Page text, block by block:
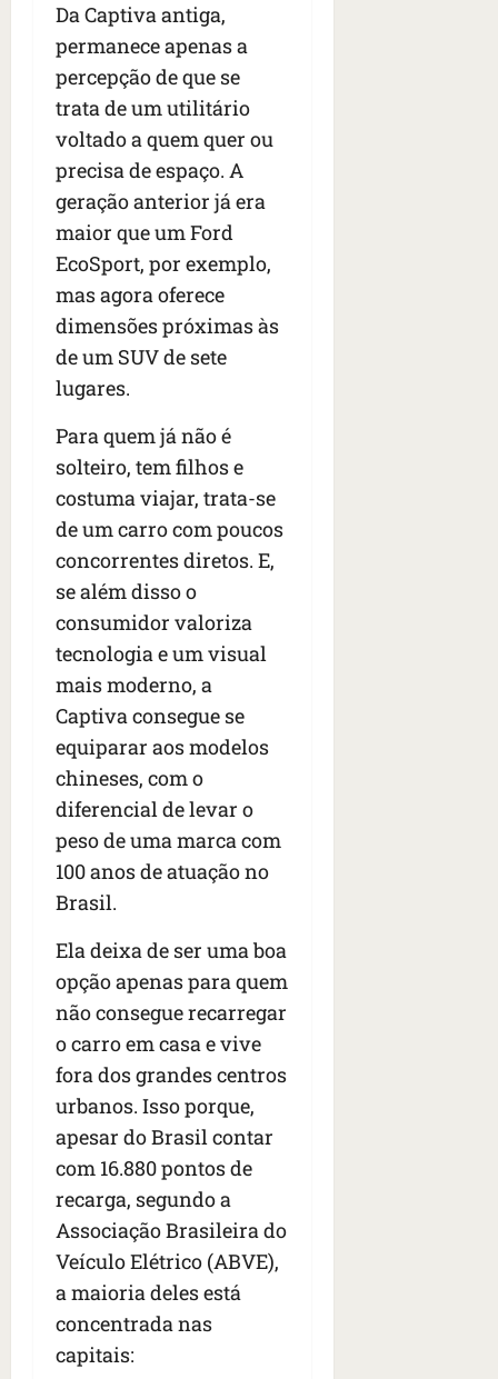
Da Captiva antiga,
permanece apenas a
percepção de que se
trata de um utilitário
voltado a quem quer ou
precisa de espaço. A
geração anterior já era
maior que um Ford
EcoSport, por exemplo,
mas agora oferece
dimensões próximas às
de um SUV de sete
lugares.
Para quem já não é
solteiro, tem filhos e
costuma viajar, trata-se
de um carro com poucos
concorrentes diretos. E,
se além disso o
consumidor valoriza
tecnologia e um visual
mais moderno, a
Captiva consegue se
equiparar aos modelos
chineses, com o
diferencial de levar o
peso de uma marca com
100 anos de atuação no
Brasil.
Ela deixa de ser uma boa
opção apenas para quem
não consegue recarregar
o carro em casa e vive
fora dos grandes centros
urbanos. Isso porque,
apesar do Brasil contar
com 16.880 pontos de
recarga, segundo a
Associação Brasileira do
Veículo Elétrico (ABVE),
a maioria deles está
concentrada nas
capitais: